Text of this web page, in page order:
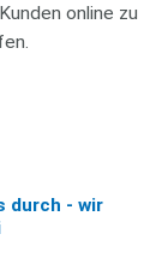
online zu
durch - wir